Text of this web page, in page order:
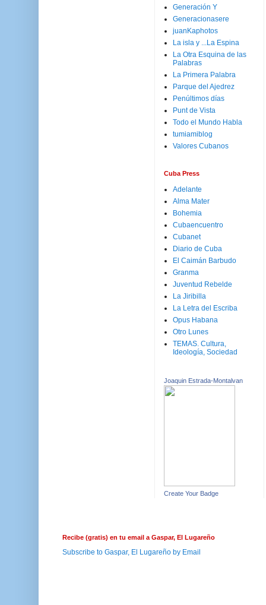
Generación Y
Generacionasere
juanKaphotos
La isla y ...La Espina
La Otra Esquina de las
Palabras
La Primera Palabra
Parque del Ajedrez
Penúltimos días
Punt de Vista
Todo el Mundo Habla
tumiamiblog
Valores Cubanos
Cuba Press
Adelante
Alma Mater
Bohemia
Cubaencuentro
Cubanet
Diario de Cuba
El Caimán Barbudo
Granma
Juventud Rebelde
La Jiribilla
La Letra del Escriba
Opus Habana
Otro Lunes
TEMAS. Cultura,
Ideología, Sociedad
Joaquin Estrada-Montalvan
Create Your Badge
Recibe (gratis) en tu email a Gaspar, El Lugareño
Subscribe to Gaspar, El Lugareño by Email